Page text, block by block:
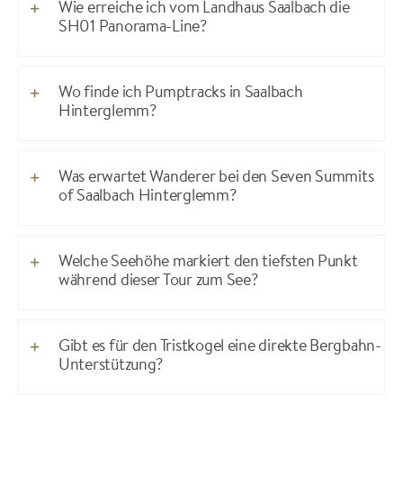
Wie erreiche ich vom Landhaus Saalbach die
SH01 Panorama-Line?
Wo finde ich Pumptracks in Saalbach
Hinterglemm?
Was erwartet Wanderer bei den Seven Summits
of Saalbach Hinterglemm?
Welche Seehöhe markiert den tiefsten Punkt
während dieser Tour zum See?
Gibt es für den Tristkogel eine direkte Bergbahn-
Unterstützung?